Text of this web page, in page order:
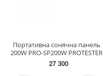
Портативна сонячна панель
200W PRO-SP200W PROTESTER
27 300